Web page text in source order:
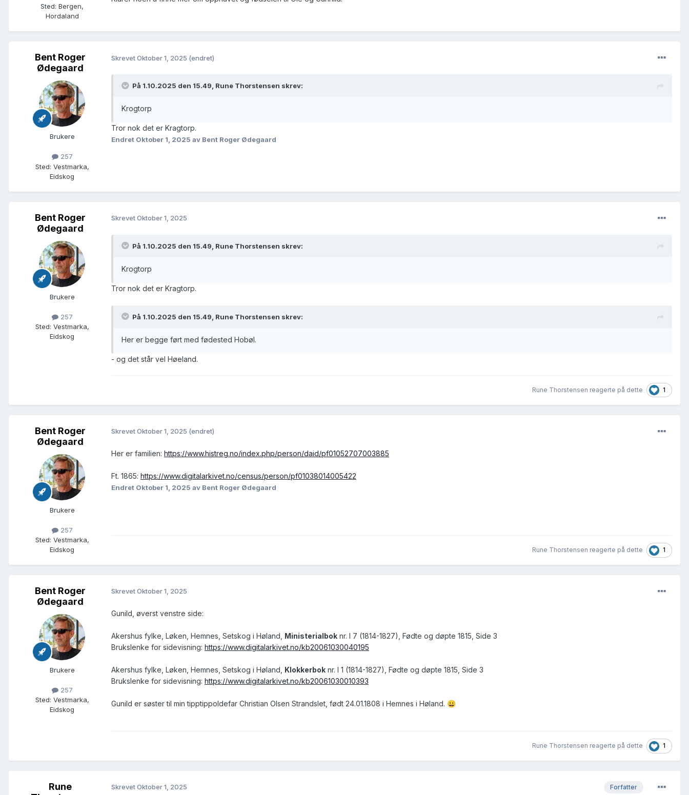
Sted: Bergen,
Hordaland
Bent Roger
Ødegaard
Brukere
257
Sted: Vestmarka,
Eidskog
SkrevetOktober 1, 2025 (endret)
På 1.10.2025 den 15.49, Rune Thorstensen skrev:
Krogtorp
Tror nok det er Kragtorp.
Endret Oktober 1, 2025 av Bent Roger Ødegaard
Bent Roger
Ødegaard
Brukere
257
Sted: Vestmarka,
Eidskog
SkrevetOktober 1, 2025
På 1.10.2025 den 15.49, Rune Thorstensen skrev:
Krogtorp
Tror nok det er Kragtorp.
På 1.10.2025 den 15.49, Rune Thorstensen skrev:
Her er begge ført med fødested Hobøl.
- og det står vel Høeland.
Rune Thorstensen reagerte på dette 1
Bent Roger
Ødegaard
Brukere
257
Sted: Vestmarka,
Eidskog
SkrevetOktober 1, 2025 (endret)
Her er familien: https://www.histreg.no/index.php/person/daid/pf01052707003885
Ft. 1865: https://www.digitalarkivet.no/census/person/pf01038014005422
Endret Oktober 1, 2025 av Bent Roger Ødegaard
Rune Thorstensen reagerte på dette 1
Bent Roger
Ødegaard
Brukere
257
Sted: Vestmarka,
Eidskog
SkrevetOktober 1, 2025
Gunild, øverst venstre side:
Akershus fylke, Løken, Hemnes, Setskog i Høland, Ministerialbok nr. I 7 (1814-1827), Fødte og døpte 1815, Side 3
Brukslenke for sidevisning: https://www.digitalarkivet.no/kb20061030040195
Akershus fylke, Løken, Hemnes, Setskog i Høland, Klokkerbok nr. I 1 (1814-1827), Fødte og døpte 1815, Side 3
Brukslenke for sidevisning: https://www.digitalarkivet.no/kb20061030010393
Gunild er søster til min tipptippoldefar Christian Olsen Strandslet, født 24.01.1808 i Hemnes i Høland. 😀
Rune Thorstensen reagerte på dette 1
Rune
Forfatter
SkrevetOktober 1, 2025